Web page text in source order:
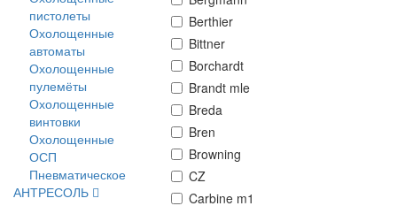
пистолеты
Охолощенные
автоматы
Охолощенные
пулемёты
Охолощенные
винтовки
Охолощенные
ОСП
Пневматическое
АНТРЕСОЛЬ
Berthier
Bittner
Borchardt
Brandt mle
Breda
Bren
Browning
CZ
Carbine m1